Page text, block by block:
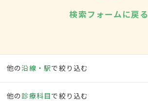
検索フォームに戻る
他の沿線・駅で絞り込む
他の 診療科目で絞り込む